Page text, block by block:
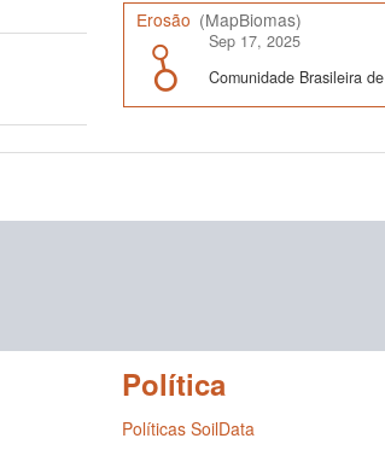
Erosão (MapBiomas)
Sep 17, 2025
Comunidade Brasileira
Política
Políticas SoilData